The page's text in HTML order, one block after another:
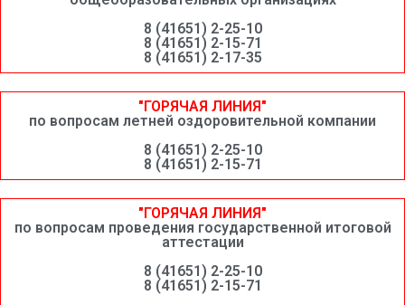
8 (41651) 2-25-10
8 (41651) 2-15-71
8 (41651) 2-17-35
"ГОРЯЧАЯ ЛИНИЯ"
по вопросам летней оздоровительной компании
8 (41651) 2-25-10
8 (41651) 2-15-71
"ГОРЯЧАЯ ЛИНИЯ"
по вопросам проведения государственной итоговой
аттестации
8 (41651) 2-25-10
8 (41651) 2-15-71